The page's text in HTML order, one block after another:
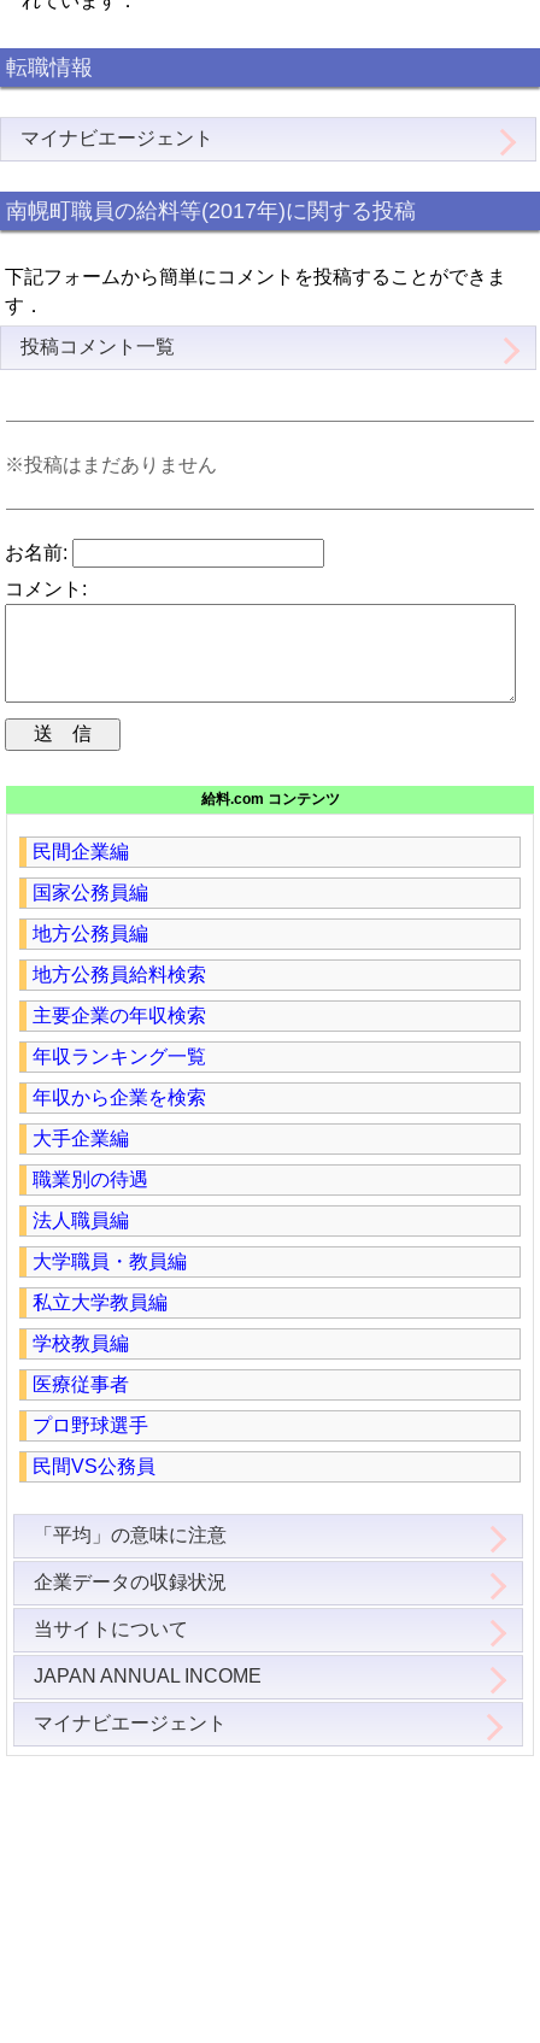
転職情報
マイナビエージェント
南幌町職員の給料等(2017年)に関する投稿
下記フォームから簡単にコメントを投稿することができま
す．
投稿コメント一覧
※投稿はまだありません
お名前:
コメント:
給料.com コンテンツ
民間企業編
国家公務員編
地方公務員編
地方公務員給料検索
主要企業の年収検索
年収ランキング一覧
年収から企業を検索
大手企業編
職業別の待遇
法人職員編
大学職員・教員編
私立大学教員編
学校教員編
医療従事者
プロ野球選手
民間VS公務員
「平均」の意味に注意
企業データの収録状況
当サイトについて
JAPAN ANNUAL INCOME
マイナビエージェント